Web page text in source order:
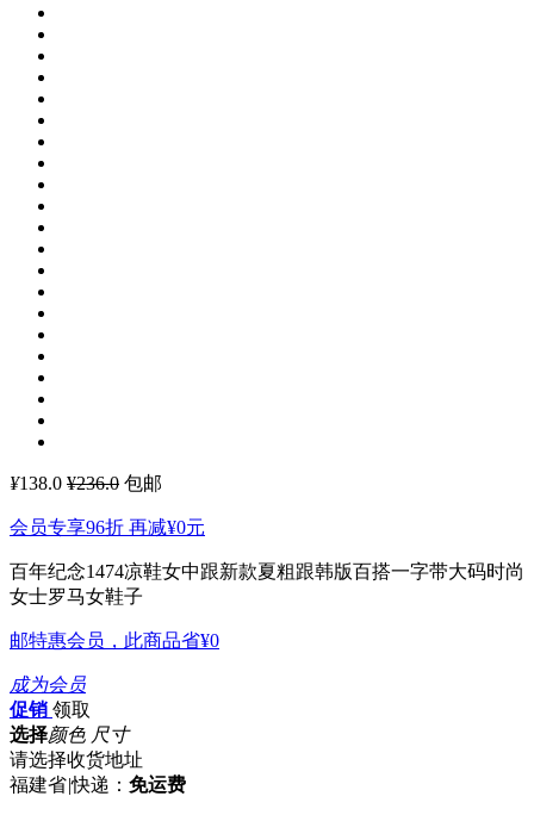
¥138.0 ¥236.0 包邮
会员专享96折 再减¥0元
百年纪念1474凉鞋女中跟新款夏粗跟韩版百搭一字带大码时尚
女士罗马女鞋子
邮特惠会员，此商品省¥0
成为会员
促销 领取
选择颜色 尺寸
请选择收货地址
福建省|快递： 免运费